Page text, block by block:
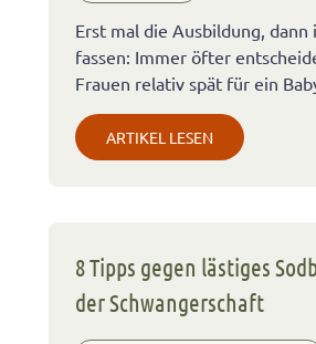
Erst mal die Ausbildung,
fassen: Immer öfter
Frauen relativ spät für ein
ARTIKEL LESEN
8 Tipps gegen lästiges
der Schwangerschaft